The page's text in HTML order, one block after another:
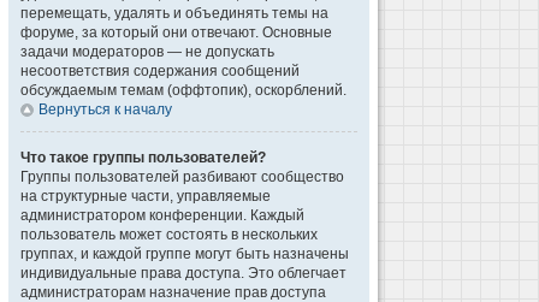
перемещать, удалять и объединять темы на
форуме, за который они отвечают. Основные
задачи модераторов — не допускать
несоответствия содержания сообщений
обсуждаемым темам (оффтопик), оскорблений.
Вернуться к началу
Что такое группы пользователей?
Группы пользователей разбивают сообщество
на структурные части, управляемые
администратором конференции. Каждый
пользователь может состоять в нескольких
группах, и каждой группе могут быть назначены
индивидуальные права доступа. Это облегчает
администраторам назначение прав доступа